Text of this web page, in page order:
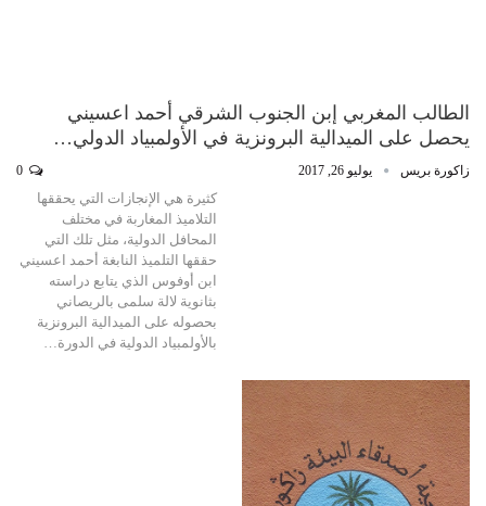
الطالب المغربي إبن الجنوب الشرقي أحمد اعسيني
يحصل على الميدالية البرونزية في الأولمبياد الدولي…
زاكورة بريس يوليو 26, 2017
كثيرة هي الإنجازات التي يحققها
التلاميذ المغاربة في مختلف
المحافل الدولية، مثل تلك التي
حققها التلميذ النابغة أحمد اعسيني
ابن أوفوس الذي يتابع دراسته
بثانوية لالة سلمى بالريصاني
بحصوله على الميدالية البرونزية
بالأولمبياد الدولية في الدورة…